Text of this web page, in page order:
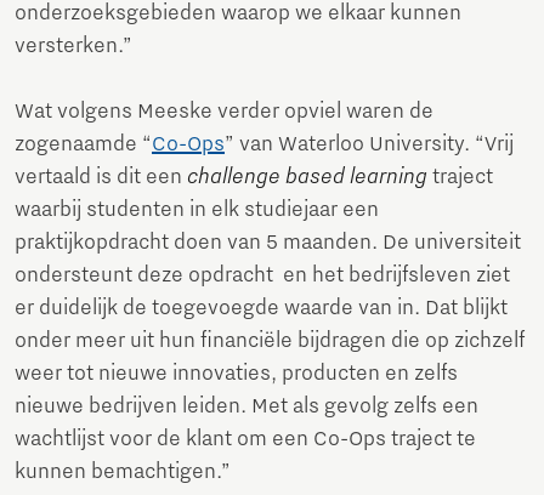
onderzoeksgebieden waarop we elkaar kunnen
versterken.”
Wat volgens Meeske verder opviel waren de
zogenaamde “Co-Ops” van Waterloo University. “Vrij
vertaald is dit een challenge based learning traject
waarbij studenten in elk studiejaar een
praktijkopdracht doen van 5 maanden. De universiteit
ondersteunt deze opdracht en het bedrijfsleven ziet
er duidelijk de toegevoegde waarde van in. Dat blijkt
onder meer uit hun financiële bijdragen die op zichzelf
weer tot nieuwe innovaties, producten en zelfs
nieuwe bedrijven leiden. Met als gevolg zelfs een
wachtlijst voor de klant om een Co-Ops traject te
kunnen bemachtigen.”